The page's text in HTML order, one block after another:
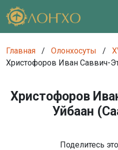
Главная / Олонхосуты /
Христофоров Иван Саввич-
Христофоров
Уйбаан
Поделитесь